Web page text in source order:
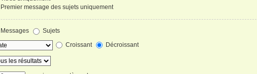
Premier message des sujets uniquement
Messages
Sujets
Croissant Décroissant